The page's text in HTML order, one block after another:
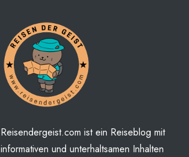
Reisendergeist.com ist ein Reiseblog mit
informativen und unterhaltsamen Inhalten